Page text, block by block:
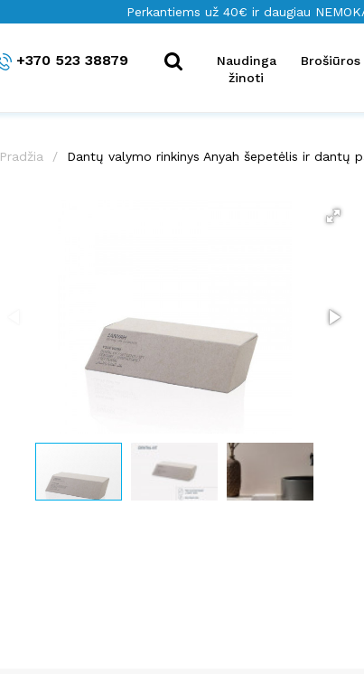
Perkantiems už 40€ ir daugiau
+370 523 38879
Naudinga
žinoti
Brošiūros
Pradžia Dantų valymo rinkinys Anyah šepetėlis ir dantų